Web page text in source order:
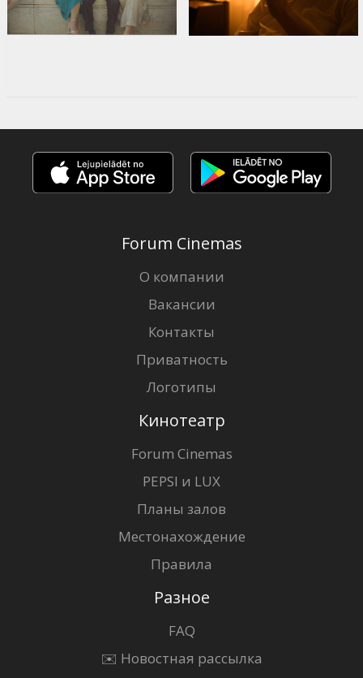
Forum Cinemas
О компании
Вакансии
Контакты
Приватность
Логотипы
Кинотеатр
Forum Cinemas
PEPSI и LUX
Планы залов
Местонахождение
Правила
Разное
FAQ
✉️ Новостная рассылка